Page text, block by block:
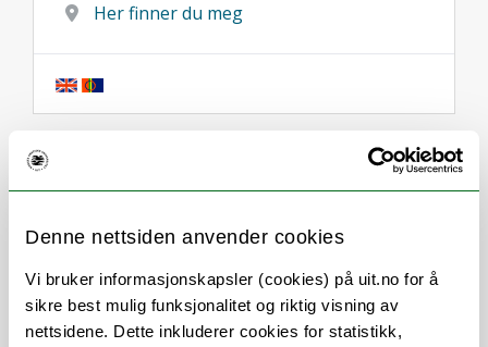
Denne nettsiden anvender cookies
Vi bruker informasjonskapsler (cookies) på uit.no for å
sikre best mulig funksjonalitet og riktig visning av
nettsidene. Dette inkluderer cookies for statistikk,
Her finner du meg
Her finner du meg